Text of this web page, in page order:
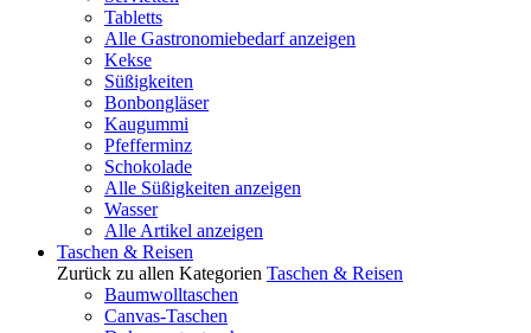
Tabletts
Alle Gastronomiebedarf anzeigen
Kekse
Süßigkeiten
Bonbongläser
Kaugummi
Pfefferminz
Schokolade
Alle Süßigkeiten anzeigen
Wasser
Alle Artikel anzeigen
Taschen & Reisen
Zurück zu allen Kategorien Taschen & Reisen
Baumwolltaschen
Canvas-Taschen